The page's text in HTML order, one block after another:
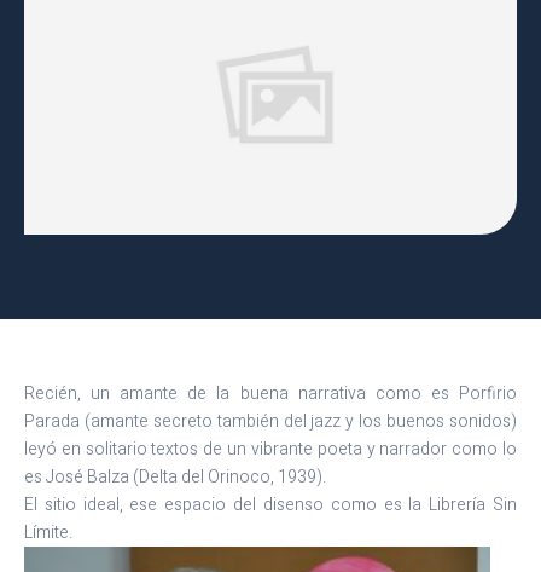
Recién, un amante de la buena narrativa como es Porfirio
Parada (amante secreto también del jazz y los buenos sonidos)
leyó en solitario textos de un vibrante poeta y narrador como lo
es José Balza (Delta del Orinoco, 1939).
El sitio ideal, ese espacio del disenso como es la Librería Sin
Límite.